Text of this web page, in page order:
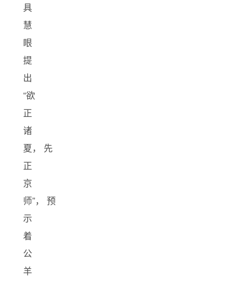
具
慧
眼
提
出
“欲
正
诸
夏， 先
正
京
师”， 预
示
着
公
羊